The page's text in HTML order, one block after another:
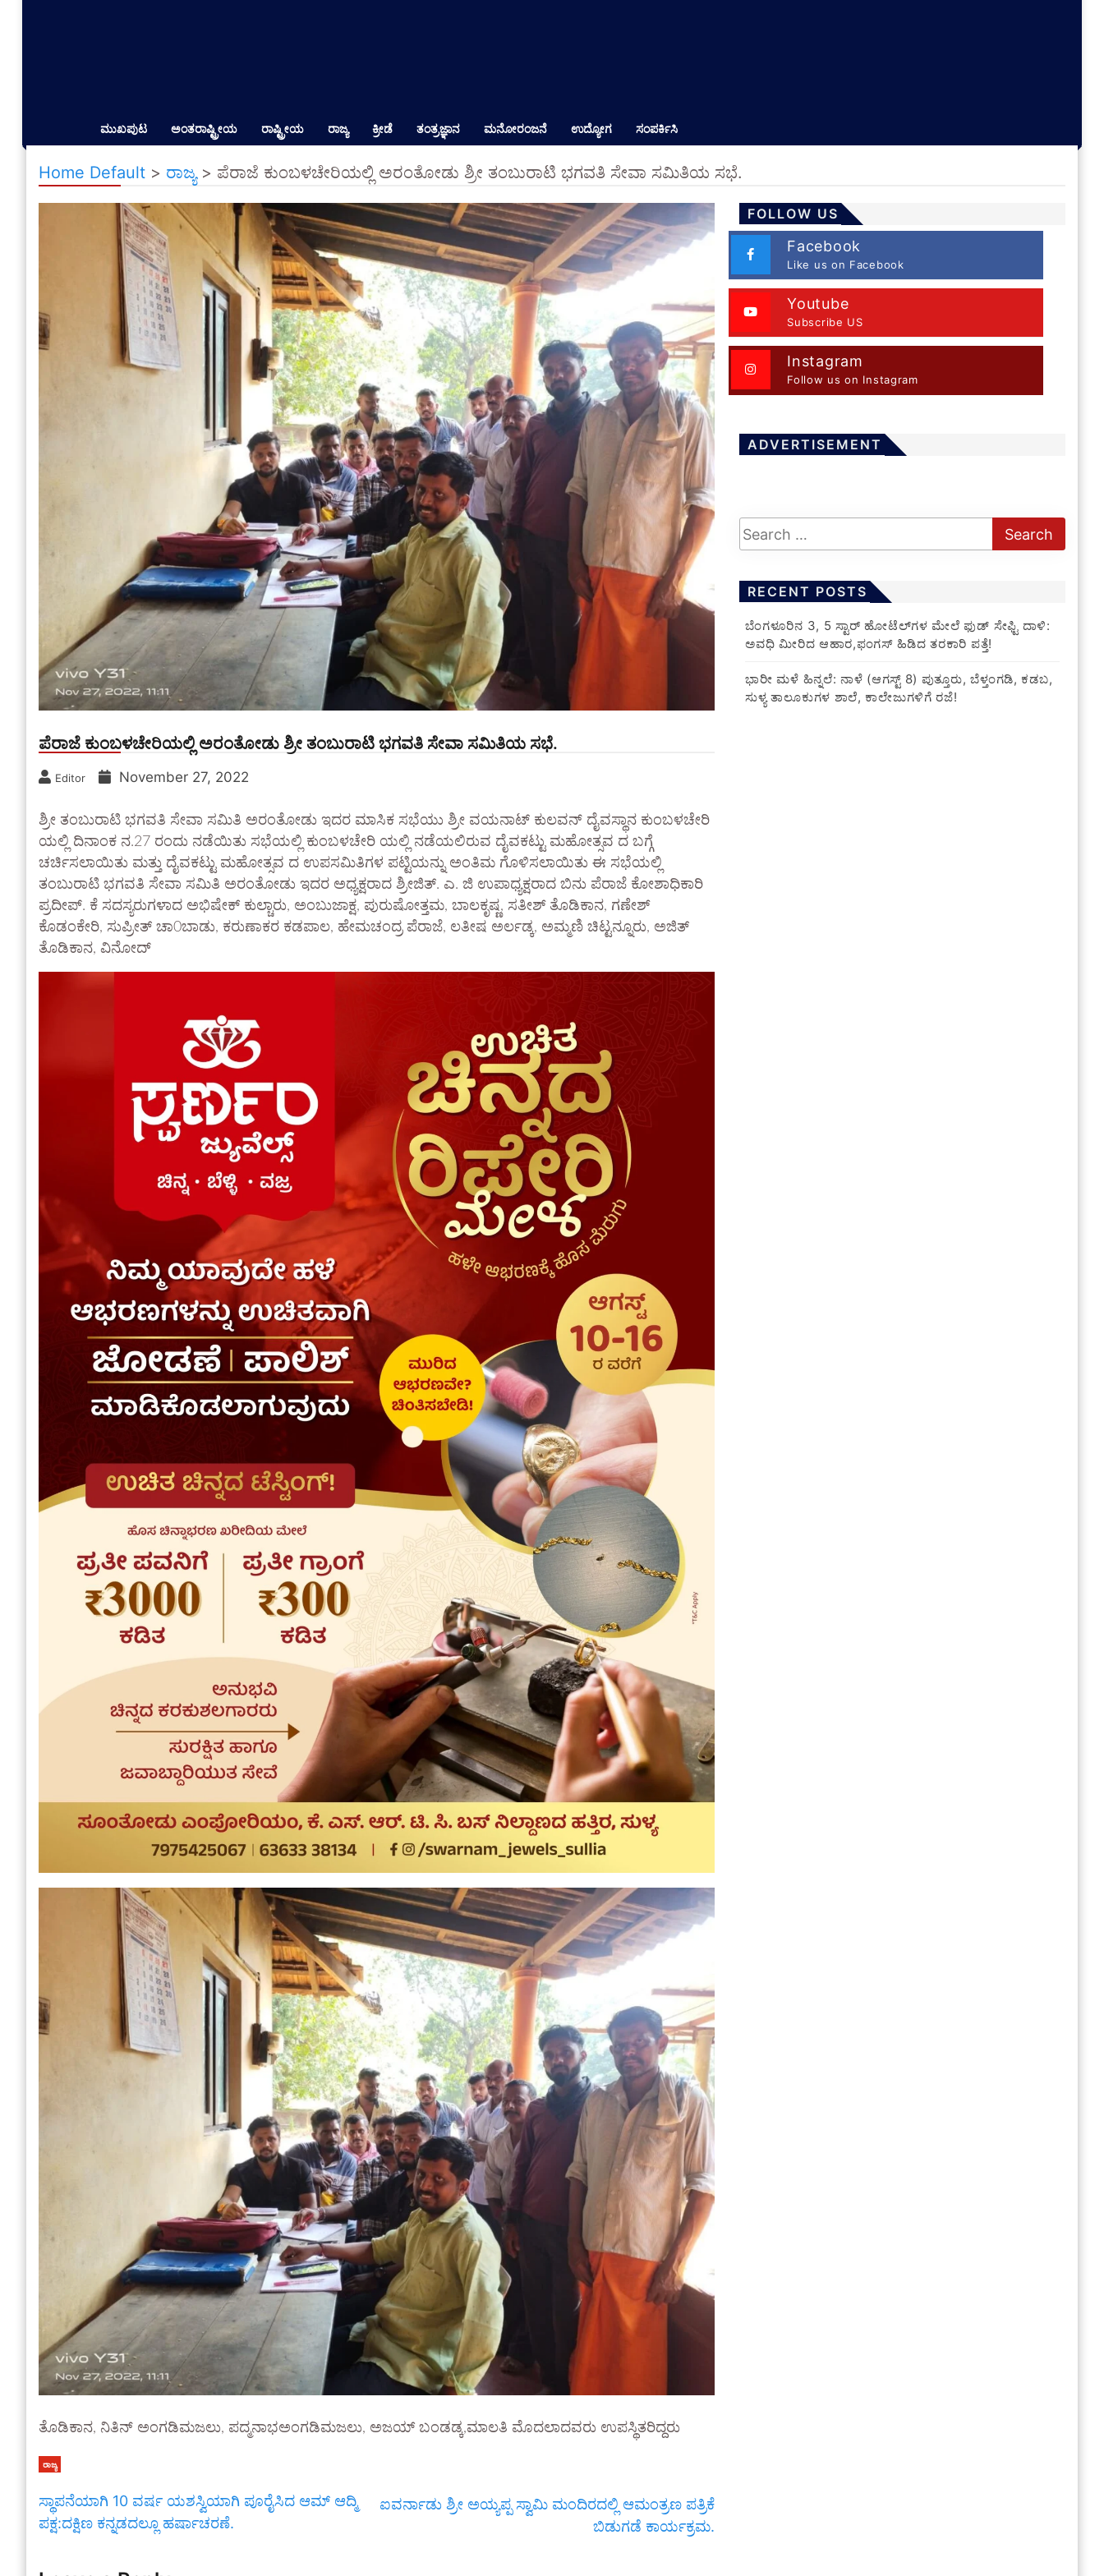
ಮುಖಪುಟ ಅಂತರಾಷ್ಟ್ರೀಯ ರಾಷ್ಟ್ರೀಯ ರಾಜ್ಯ ಕ್ರೀಡೆ ತಂತ್ರಜ್ಞಾನ ಮನೋರಂಜನೆ ಉದ್ಯೋಗ ಸಂಪರ್ಕಿಸಿ
Home Default > ರಾಜ್ಯ> ಪೆರಾಜೆ ಕುಂಬಳಚೇರಿಯಲ್ಲಿ ಅರಂತೋಡು ಶ್ರೀ ತಂಬುರಾಟಿ ಭಗವತಿ ಸೇವಾ ಸಮಿತಿಯ ಸಭೆ.
ಪೆರಾಜೆ ಕುಂಬಳಚೇರಿಯಲ್ಲಿ ಅರಂತೋಡು ಶ್ರೀ ತಂಬುರಾಟಿ ಭಗವತಿ ಸೇವಾ ಸಮಿತಿಯ ಸಭೆ.
Editor November 27, 2022
ಶ್ರೀ ತಂಬುರಾಟಿ ಭಗವತಿ ಸೇವಾ ಸಮಿತಿ ಅರಂತೋಡು ಇದರ ಮಾಸಿಕ ಸಭೆಯು ಶ್ರೀ ವಯನಾಟ್ ಕುಲವನ್ ದೈವಸ್ಥಾನ ಕುಂಬಳಚೇರಿ
ಯಲ್ಲಿ ದಿನಾಂಕ ನ.27 ರಂದು ನಡೆಯಿತು ಸಭೆಯಲ್ಲಿ ಕುಂಬಳಚೇರಿ ಯಲ್ಲಿ ನಡೆಯಲಿರುವ ದೈವಕಟ್ಟು ಮಹೋತ್ಸವ ದ ಬಗ್ಗೆ
ಚರ್ಚಿಸಲಾಯಿತು ಮತ್ತು ದೈವಕಟ್ಟು ಮಹೋತ್ಸವ ದ ಉಪಸಮಿತಿಗಳ ಪಟ್ಟಿಯನ್ನು ಅಂತಿಮ ಗೊಳಿಸಲಾಯಿತು ಈ ಸಭೆಯಲ್ಲಿ
ತಂಬುರಾಟಿ ಭಗವತಿ ಸೇವಾ ಸಮಿತಿ ಅರಂತೋಡು ಇದರ ಅಧ್ಯಕ್ಷರಾದ ಶ್ರೀಜಿತ್. ಎ. ಜಿ ಉಪಾಧ್ಯಕ್ಷರಾದ ಬಿನು ಪೆರಾಜೆ ಕೋಶಾಧಿಕಾರಿ
ಪ್ರದೀಪ್. ಕೆ ಸದಸ್ಯರುಗಳಾದ ಅಭಿಷೇಕ್ ಕುಲ್ಚಾರು, ಅಂಬುಜಾಕ್ಷ, ಪುರುಷೋತ್ತಮ, ಬಾಲಕೃಷ್ಣ, ಸತೀಶ್ ತೊಡಿಕಾನ, ಗಣೇಶ್
ಕೊಡಂಕೇರಿ, ಸುಪ್ರೀತ್ ಚಾ0ಬಾಡು, ಕರುಣಾಕರ ಕಡಪಾಲ, ಹೇಮಚಂದ್ರ ಪೆರಾಜೆ, ಲತೀಷ ಅರ್ಲಡ್ಕ, ಅಮ್ಮಣಿ ಚಿಟ್ಟನ್ನೂರು, ಅಜಿತ್
ತೊಡಿಕಾನ, ವಿನೋದ್
ತೊಡಿಕಾನ, ನಿತಿನ್ ಅಂಗಡಿಮಜಲು, ಪದ್ಮನಾಭಅಂಗಡಿಮಜಲು, ಅಜಯ್ ಬಂಡಡ್ಕ,ಮಾಲತಿ ಮೊದಲಾದವರು ಉಪಸ್ಥಿತರಿದ್ದರು
ರಾಜ್ಯ
ಸ್ಥಾಪನೆಯಾಗಿ 10 ವರ್ಷ ಯಶಸ್ವಿಯಾಗಿ ಪೂರೈಸಿದ ಆಮ್ ಆದ್ಮಿ
ಪಕ್ಷ:ದಕ್ಷಿಣ ಕನ್ನಡದಲ್ಲೂ ಹರ್ಷಾಚರಣೆ.
ಐವರ್ನಾಡು ಶ್ರೀ ಅಯ್ಯಪ್ಪ ಸ್ವಾಮಿ ಮಂದಿರದಲ್ಲಿ ಆಮಂತ್ರಣ ಪತ್ರಿಕೆ
ಬಿಡುಗಡೆ ಕಾರ್ಯಕ್ರಮ.
FOLLOW US
Facebook
Like us on Facebook
Youtube
Subscribe US
Instagram
Follow us on Instagram
ADVERTISEMENT
RECENT POSTS
​ಬೆಂಗಳೂರಿನ 3, 5 ಸ್ಟಾರ್ ಹೋಟೆಲ್‌ಗಳ ಮೇಲೆ ಫುಡ್ ಸೇಫ್ಟಿ ದಾಳಿ:
ಅವಧಿ ಮೀರಿದ ಆಹಾರ,ಫಂಗಸ್ ಹಿಡಿದ ತರಕಾರಿ ಪತ್ತೆ!
​ಭಾರೀ ಮಳೆ ಹಿನ್ನಲೆ: ನಾಳೆ (ಆಗಸ್ಟ್ 8) ಪುತ್ತೂರು, ಬೆಳ್ತಂಗಡಿ, ಕಡಬ,
ಸುಳ್ಯ ತಾಲೂಕುಗಳ ಶಾಲೆ, ಕಾಲೇಜುಗಳಿಗೆ ರಜೆ!